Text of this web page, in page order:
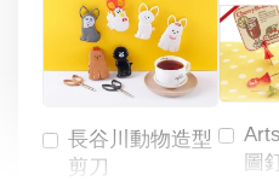
長谷川動物造型
剪刀
圖